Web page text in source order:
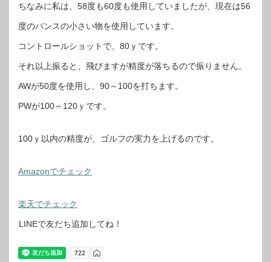
ちなみに私は、58度も60度も使用していましたが、現在は56
度のバンスの小さい物を使用しています。
コントロールショットで、80ｙです。
それ以上振ると、飛びますが精度が落ちるので振りません。
AWが50度を使用し、90～100を打ちます。
PWが100～120ｙです。
100ｙ以内の精度が、ゴルフの実力を上げるのです。
Amazonでチェック
楽天でチェック
LINEで友だち追加してね！